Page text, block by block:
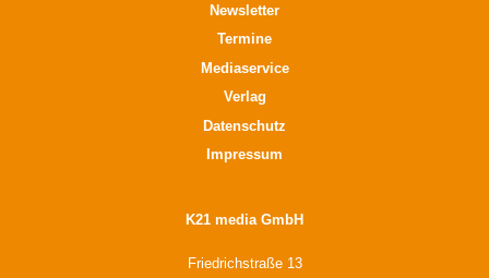
Newsletter
Termine
Mediaservice
Verlag
Datenschutz
Impressum
K21 media GmbH
Friedrichstraße 13